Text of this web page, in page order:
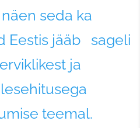
seda ka
Eestis jääb sageli
ja
teemal.